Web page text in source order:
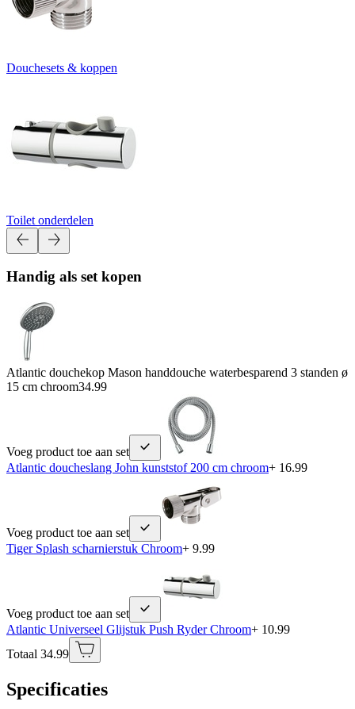
Douchesets & koppen
Toilet onderdelen
Handig als set kopen
Atlantic douchekop Mason handdouche waterbesparend 3 standen ø
15 cm chroom34.99
Voeg product toe aan set
Atlantic doucheslang John kunststof 200 cm chroom+ 16.99
Voeg product toe aan set
Tiger Splash scharnierstuk Chroom+ 9.99
Voeg product toe aan set
Atlantic Universeel Glijstuk Push Ryder Chroom+ 10.99
Totaal 34.99
Specificaties